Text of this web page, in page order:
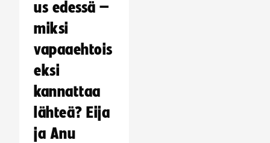
us edessä –
miksi
vapaaehtois
eksi
kannattaa
lähteä? Eija
ja Anu